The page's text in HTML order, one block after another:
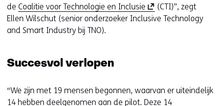
de Coalitie voor Technologie en Inclusie (
o
n
n
(CTI)”, zegt
Ellen Wilschut (senior onderzoeker Inclusive Technology
and Smart Industry bij TNO).
Succesvol verlopen
“We zijn met 19 mensen begonnen, waarvan er uiteindelijk
14 hebben deelgenomen aan de pilot. Deze 14